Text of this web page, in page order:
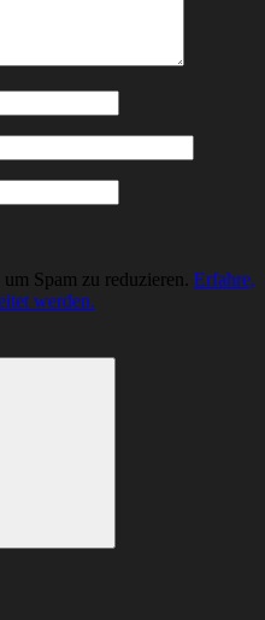
Spam zu reduzieren. Erfahre,
werden.